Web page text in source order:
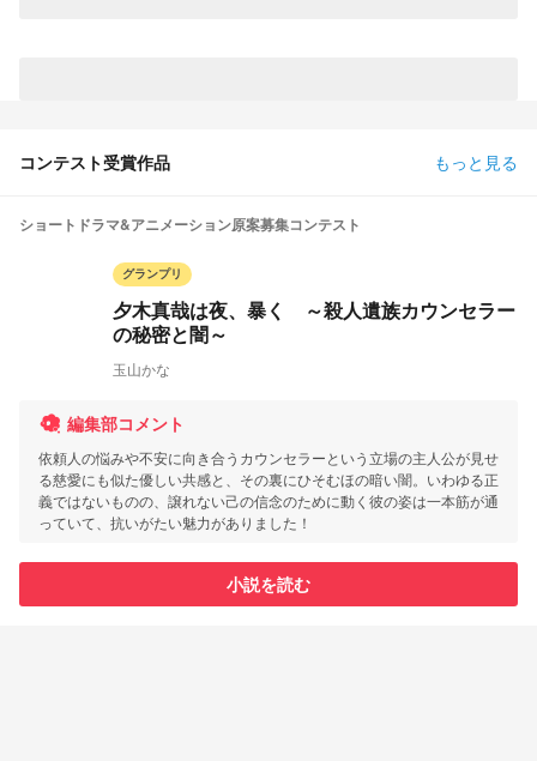
コンテスト受賞作品 もっと見る
ショートドラマ&アニメーション原案募集コンテスト
グランプリ
夕木真哉は夜、暴く ～殺人遺族カウンセラー
の秘密と闇～
玉山かな
編集部コメント
依頼人の悩みや不安に向き合うカウンセラーという立場の主人公が見せ
る慈愛にも似た優しい共感と、その裏にひそむほの暗い闇。いわゆる正
義ではないものの、譲れない己の信念のために動く彼の姿は一本筋が通
っていて、抗いがたい魅力がありました！
小説を読む